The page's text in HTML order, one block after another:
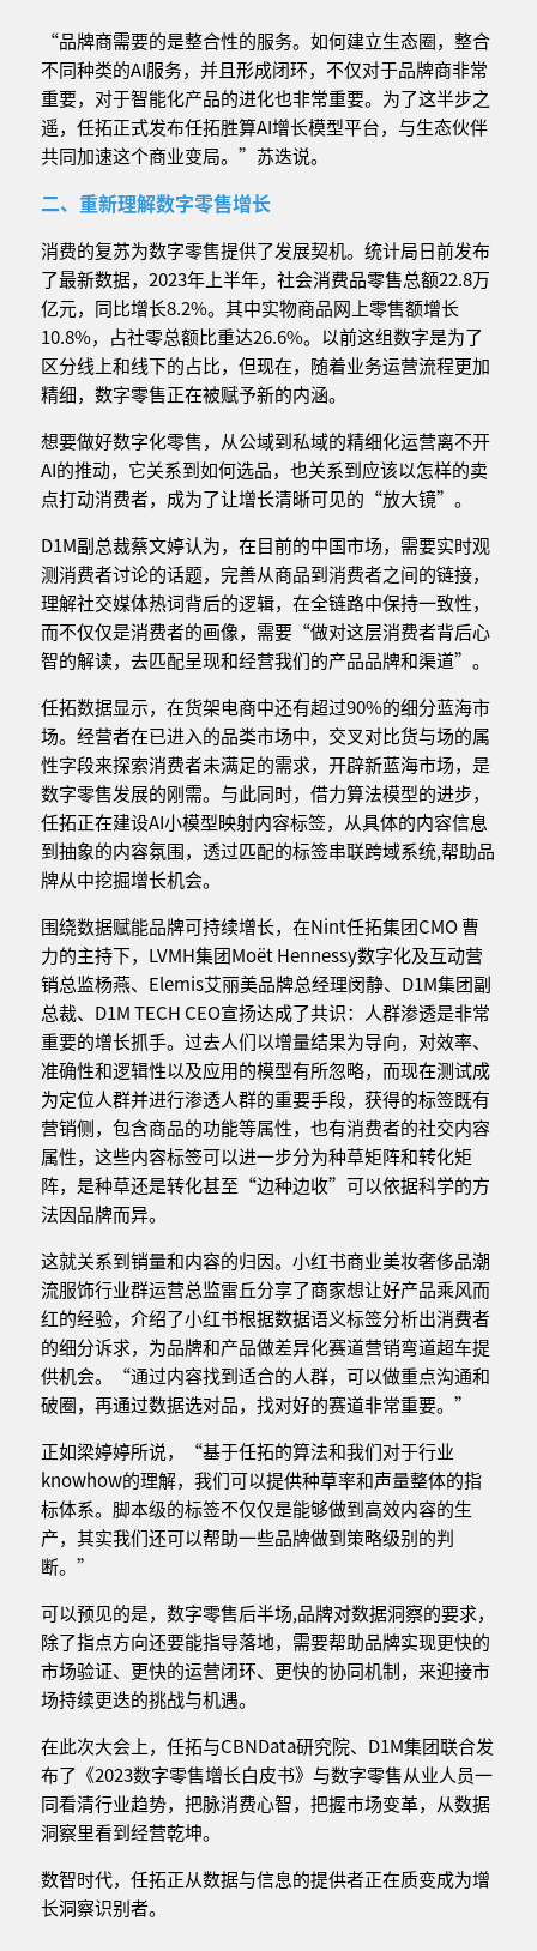
“品牌商需要的是整合性的服务。如何建立生态圈，整合
不同种类的AI服务，并且形成闭环，不仅对于品牌商非常
重要，对于智能化产品的进化也非常重要。为了这半步之
遥，任拓正式发布任拓胜算AI增长模型平台，与生态伙伴
共同加速这个商业变局。”苏迭说。
二、重新理解数字零售增长
消费的复苏为数字零售提供了发展契机。统计局日前发布
了最新数据，2023年上半年，社会消费品零售总额22.8万
亿元，同比增长8.2%。其中实物商品网上零售额增长
10.8%，占社零总额比重达26.6%。以前这组数字是为了
区分线上和线下的占比，但现在，随着业务运营流程更加
精细，数字零售正在被赋予新的内涵。
想要做好数字化零售，从公域到私域的精细化运营离不开
AI的推动，它关系到如何选品，也关系到应该以怎样的卖
点打动消费者，成为了让增长清晰可见的“放大镜”。
D1M副总裁蔡文婷认为，在目前的中国市场，需要实时观
测消费者讨论的话题，完善从商品到消费者之间的链接，
理解社交媒体热词背后的逻辑，在全链路中保持一致性，
而不仅仅是消费者的画像，需要“做对这层消费者背后心
智的解读，去匹配呈现和经营我们的产品品牌和渠道”。
任拓数据显示，在货架电商中还有超过90%的细分蓝海市
场。经营者在已进入的品类市场中，交叉对比货与场的属
性字段来探索消费者未满足的需求，开辟新蓝海市场，是
数字零售发展的刚需。与此同时，借力算法模型的进步，
任拓正在建设AI小模型映射内容标签，从具体的内容信息
到抽象的内容氛围，透过匹配的标签串联跨域系统,帮助品
牌从中挖掘增长机会。
围绕数据赋能品牌可持续增长，在Nint任拓集团CMO 曹
力的主持下，LVMH集团Moët Hennessy数字化及互动营
销总监杨燕、Elemis艾丽美品牌总经理闵静、D1M集团副
总裁、D1M TECH CEO宣扬达成了共识：人群渗透是非常
重要的增长抓手。过去人们以增量结果为导向，对效率、
准确性和逻辑性以及应用的模型有所忽略，而现在测试成
为定位人群并进行渗透人群的重要手段，获得的标签既有
营销侧，包含商品的功能等属性，也有消费者的社交内容
属性，这些内容标签可以进一步分为种草矩阵和转化矩
阵，是种草还是转化甚至“边种边收”可以依据科学的方
法因品牌而异。
这就关系到销量和内容的归因。小红书商业美妆奢侈品潮
流服饰行业群运营总监雷丘分享了商家想让好产品乘风而
红的经验，介绍了小红书根据数据语义标签分析出消费者
的细分诉求，为品牌和产品做差异化赛道营销弯道超车提
供机会。“通过内容找到适合的人群，可以做重点沟通和
破圈，再通过数据选对品，找对好的赛道非常重要。”
正如梁婷婷所说，“基于任拓的算法和我们对于行业
knowhow的理解，我们可以提供种草率和声量整体的指
标体系。脚本级的标签不仅仅是能够做到高效内容的生
产，其实我们还可以帮助一些品牌做到策略级别的判
断。”
可以预见的是，数字零售后半场,品牌对数据洞察的要求，
除了指点方向还要能指导落地，需要帮助品牌实现更快的
市场验证、更快的运营闭环、更快的协同机制，来迎接市
场持续更迭的挑战与机遇。
在此次大会上，任拓与CBNData研究院、D1M集团联合发
布了《2023数字零售增长白皮书》与数字零售从业人员一
同看清行业趋势，把脉消费心智，把握市场变革，从数据
洞察里看到经营乾坤。
数智时代，任拓正从数据与信息的提供者正在质变成为增
长洞察识别者。